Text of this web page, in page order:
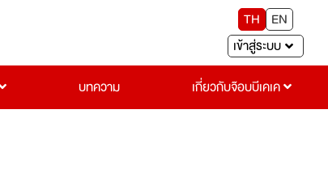
TH
EN
เข้าสู่ระบบ
บทความ เกี่ยวกับจ๊อบบีเคเค